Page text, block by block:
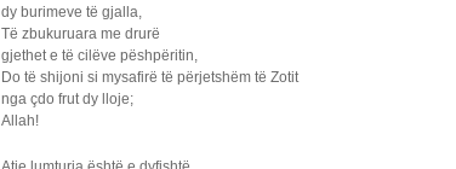
dy burimeve të gjalla,
Të zbukuruara me drurë
gjethet e të cilëve pëshpëritin,
Do të shijoni si mysafirë të përjetshëm të Zotit
nga çdo frut dy lloje;
Allah!